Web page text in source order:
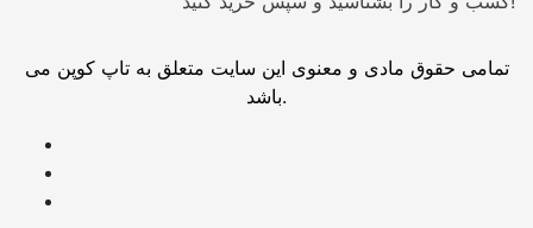
تمامی حقوق مادی و معنوی این سایت متعلق به تاپ کوپن می
باشد.